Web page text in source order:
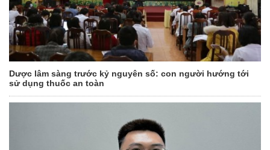
Dược lâm sàng trước kỷ nguyên số: con người hướng tới
sử dụng thuốc an toàn